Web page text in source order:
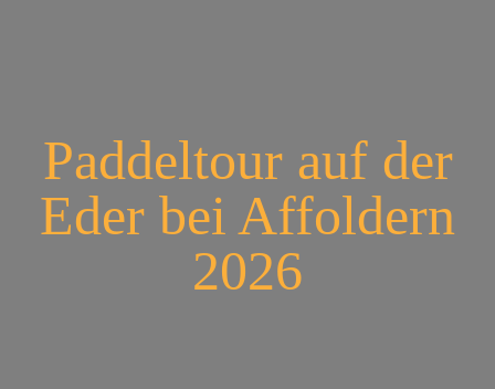
Paddeltour auf der
Eder bei Affoldern
2026